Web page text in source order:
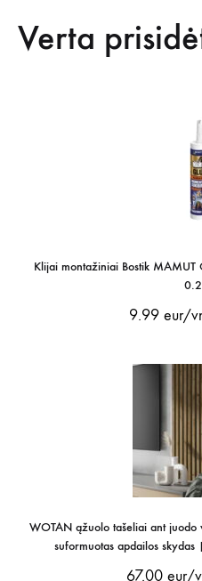
Verta
Klijai montažiniai Bostik MAMUT
9.99 eur/
WOTAN ąžuolo tašeliai ant
suformuotas apdailos
67.00 eur/